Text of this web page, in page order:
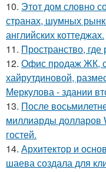
10. Этот дом словно
странах, шумных
английских коттеджах.
11. Пространство,
12. Офис продаж ЖК,
хайрутдиновой,
Меркулова - здании
13. После
миллиарды долларов
гостей.
14. Архитектор и
шаева создала для